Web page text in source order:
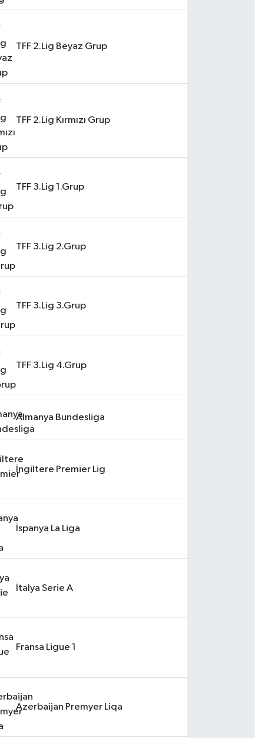
TFF 2.Lig Beyaz Grup
TFF 2.Lig Kırmızı Grup
TFF 3.Lig 1.Grup
TFF 3.Lig 2.Grup
TFF 3.Lig 3.Grup
TFF 3.Lig 4.Grup
Almanya Bundesliga
İngiltere Premier Lig
İspanya La Liga
İtalya Serie A
Fransa Ligue 1
Azerbaijan Premyer Liqa